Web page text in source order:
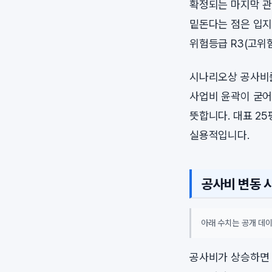
확정되는 마지막
밑돈다는 점은 입
위험등급 R3(고위
시나리오상 공사
사업비 윤곽이 굳
뜻합니다. 대표 25
실용적입니다.
공사비 변동
아래 수치는 공개 데
공사비가 상승하